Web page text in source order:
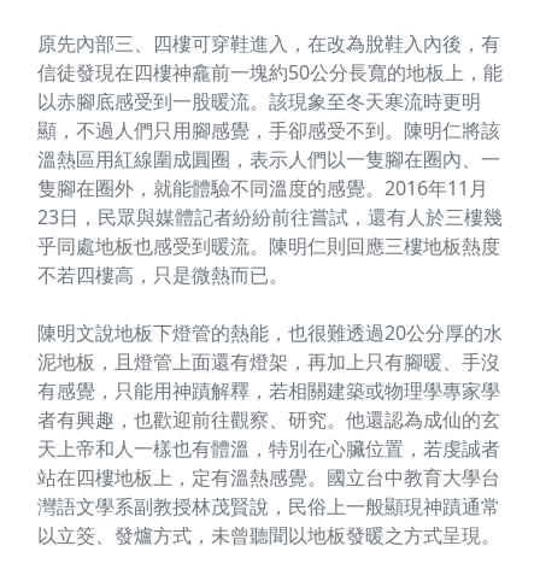
原先內部三、四樓可穿鞋進入，在改為脫鞋入內後，有
信徒發現在四樓神龕前一塊約50公分長寬的地板上，能
以赤腳底感受到一股暖流。該現象至冬天寒流時更明
顯，不過人們只用腳感覺，手卻感受不到。陳明仁將該
溫熱區用紅線圍成圓圈，表示人們以一隻腳在圈內、一
隻腳在圈外，就能體驗不同溫度的感覺。2016年11月
23日，民眾與媒體記者紛紛前往嘗試，還有人於三樓幾
乎同處地板也感受到暖流。陳明仁則回應三樓地板熱度
不若四樓高，只是微熱而已。
陳明文說地板下燈管的熱能，也很難透過20公分厚的水
泥地板，且燈管上面還有燈架，再加上只有腳暖、手沒
有感覺，只能用神蹟解釋，若相關建築或物理學專家學
者有興趣，也歡迎前往觀察、研究。他還認為成仙的玄
天上帝和人一樣也有體溫，特別在心臟位置，若虔誠者
站在四樓地板上，定有溫熱感覺。國立台中教育大學台
灣語文學系副教授林茂賢說，民俗上一般顯現神蹟通常
以立筊、發爐方式，未曾聽聞以地板發暖之方式呈現。